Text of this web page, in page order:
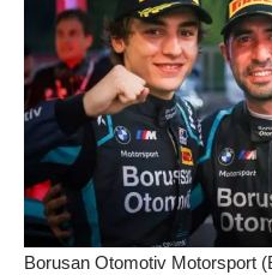
Borusan Otomotiv Motorsport